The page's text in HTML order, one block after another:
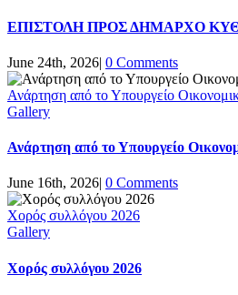
ΕΠΙΣΤΟΛΗ ΠΡΟΣ ΔΗΜΑΡΧΟ
June 24th, 2026| 0 Comments
Ανάρτηση από το Υπουργείο
Gallery
Ανάρτηση από το Υπουργείο
June 16th, 2026 0 Comments
Χορός συλλόγου 2026
Gallery
Χορός συλλόγου 2026